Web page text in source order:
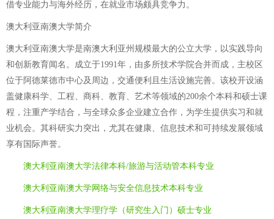
借专业能力与海外经历，在就业市场颇具竞争力。
澳大利亚南澳大学简介
澳大利亚南澳大学是南澳大利亚州规模最大的公立大学，以实践导向
和创新教育闻名。成立于1991年，由多所技术学院合并而成，主校区
位于阿德莱德市中心及周边，交通便利且生活设施完善。该校开设涵
盖健康科学、工程、商科、教育、艺术等领域的200余个本科和硕士课
程，注重产学结合，与全球众多企业建立合作，为学生提供实习和就
业机会。其科研实力突出，尤其在健康、信息技术和可持续发展领域
享有国际声誉。
澳大利亚南澳大学法律本科/旅游与活动管本科专业
澳大利亚南澳大学网络与安全信息技术本科专业
澳大利亚南澳大学理疗学（研究生入门）硕士专业